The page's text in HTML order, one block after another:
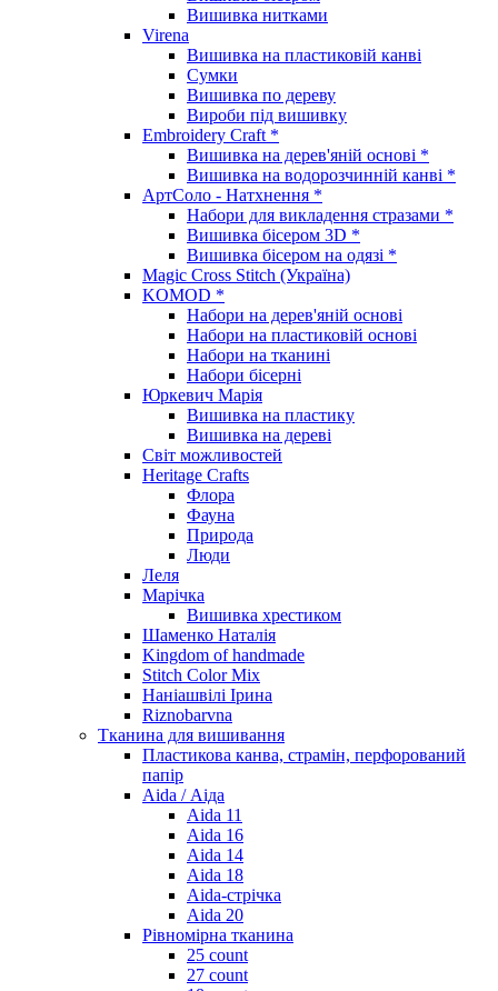
Вишивка нитками
Virena
Вишивка на пластиковій канві
Сумки
Вишивка по дереву
Вироби під вишивку
Embroidery Craft *
Вишивка на дерев'яній основі *
Вишивка на водорозчинній канві *
АртСоло - Натхнення *
Набори для викладення стразами *
Вишивка бісером 3D *
Вишивка бісером на одязі *
Magic Cross Stitch (Україна)
KOMOD *
Набори на дерев'яній основі
Набори на пластиковій основі
Набори на тканині
Набори бісерні
Юркевич Марія
Вишивка на пластику
Вишивка на дереві
Світ можливостей
Heritage Crafts
Флора
Фауна
Природа
Люди
Леля
Марічка
Вишивка хрестиком
Шаменко Наталія
Kingdom of handmade
Stitch Color Mix
Наніашвілі Ірина
Riznobarvna
Тканина для вишивання
Пластикова канва, страмін, перфорований
папір
Aida / Аіда
Aida 11
Aida 16
Aida 14
Aida 18
Aida-стрічка
Aida 20
Рівномірна тканина
25 count
27 count